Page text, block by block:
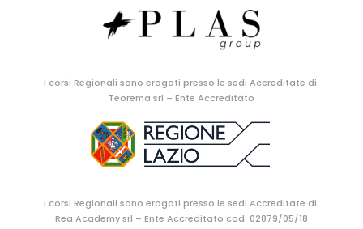
I corsi Regionali sono erogati presso le sedi Accreditate di:
Teorema srl – Ente Accreditato
I corsi Regionali sono erogati presso le sedi Accreditate di:
Rea Academy srl – Ente Accreditato cod. 02879/05/18